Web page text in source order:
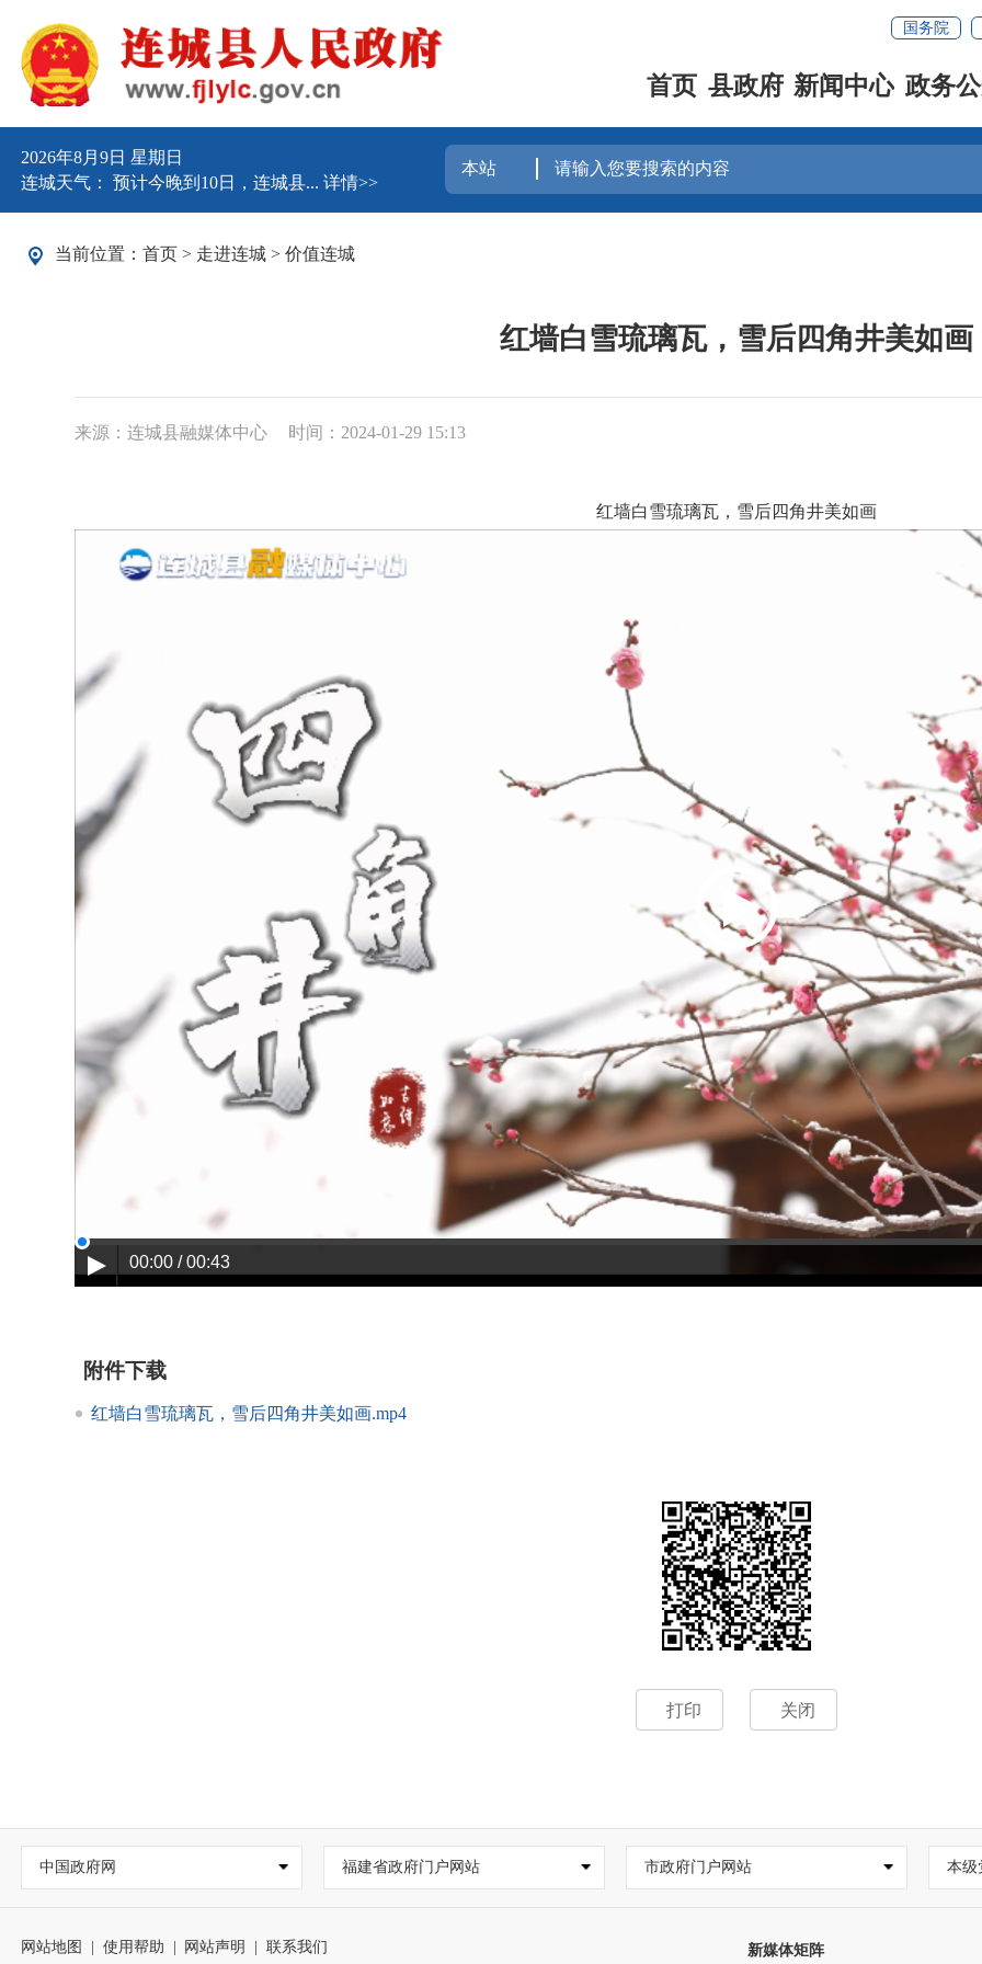
国务院
首页 县政府 新闻中心 政务
2026年8月9日 星期日
连城天气： 预计今晚到10日，连城县...详情>>
当前位置： 首页 > 走进连城 > 价值连城
红墙白雪琉璃瓦，雪后四角井美如画
来源：连城县融媒体中心 时间：2024-01-29 15:13
红墙白雪琉璃瓦，雪后四角井美如画
00:00 / 00:43
附件下载
红墙白雪琉璃瓦，雪后四角井美如画.mp4
打印 关闭
中国政府网 福建省政府门户网站 市政府门户网站 本级
网站地图 使用帮助 网站声明 联系我们 新媒体矩阵